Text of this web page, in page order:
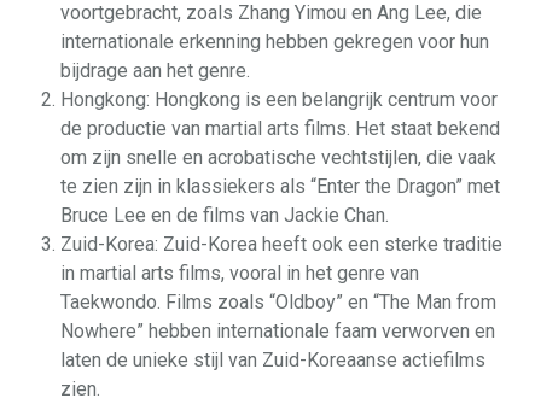
voortgebracht, zoals Zhang Yimou en Ang Lee, die
internationale erkenning hebben gekregen voor hun
bijdrage aan het genre.
Hongkong: Hongkong is een belangrijk centrum voor
de productie van martial arts films. Het staat bekend
om zijn snelle en acrobatische vechtstijlen, die vaak
te zien zijn in klassiekers als “Enter the Dragon” met
Bruce Lee en de films van Jackie Chan.
Zuid-Korea: Zuid-Korea heeft ook een sterke traditie
in martial arts films, vooral in het genre van
Taekwondo. Films zoals “Oldboy” en “The Man from
Nowhere” hebben internationale faam verworven en
laten de unieke stijl van Zuid-Koreaanse actiefilms
zien.